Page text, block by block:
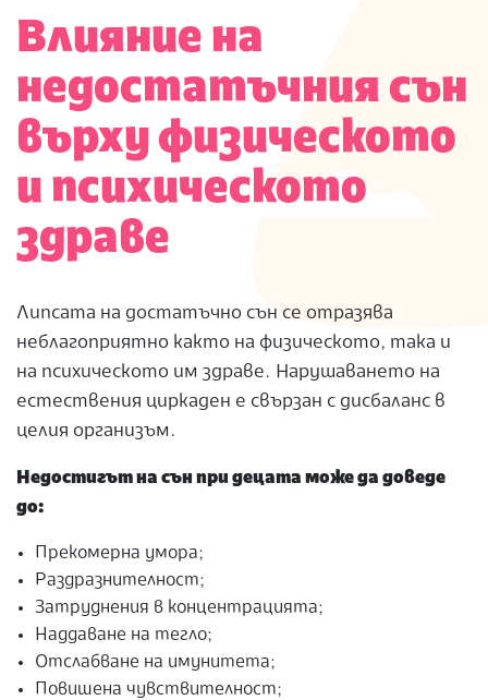
Влияние на
недостатъчния сън
върху физическото
и психическото
здраве
Липсата на достатъчно сън се отразява
неблагоприятно както на физическото, така и
на психическото им здраве. Нарушаването на
естествения циркаден е свързан с дисбаланс в
целия организъм.
Недостигът на сън при децата може да доведе
до:
Прекомерна умора;
Раздразнителност;
Затруднения в концентрацията;
Наддаване на тегло;
Отслабване на имунитета;
Повишена чувствителност;